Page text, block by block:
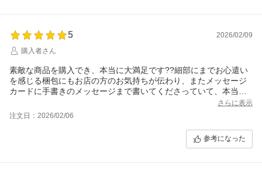
5
2026/02/09
購入者さん
素敵な商品を購入でき、本当に大満足です??細部にまでお心遣い
を感じる梱包にもお店の方のお気持ちが伝わり、またメッセージ
カードに手書きのメッセージまで書いてくださっていて、本当に
こちらで購入しましたお品はプレゼント用ですが喜んでくださる
さらに表示
注文日：2026/02/06
参考になった